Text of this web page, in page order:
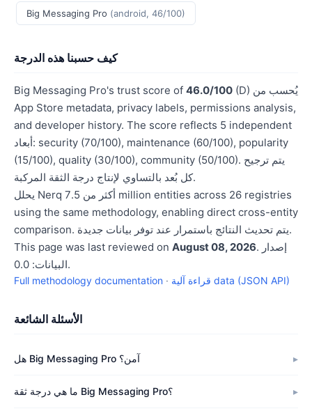
Big Messaging Pro (android, 46/100)
كيف حسبنا هذه الدرجة
Big Messaging Pro's trust score of 46.0/100 (D) يُحسب من
App Store metadata, privacy labels, permissions analysis,
and developer history. The score reflects 5 independent
أبعاد: security (70/100), maintenance (60/100), popularity
(15/100), quality (30/100), community (50/100). يتم ترجيح
كل بُعد بالتساوي لإنتاج درجة الثقة المركبة.
يحلل Nerq أكثر من 7.5 million entities across 26 registries
using the same methodology, enabling direct cross-entity
comparison. يتم تحديث النتائج باستمرار عند توفر بيانات جديدة.
This page was last reviewed on August 08, 2026. إصدار
البيانات: 0.0.
Full methodology documentation · قراءة آلية data (JSON API)
الأسئلة الشائعة
هل Big Messaging Pro آمن؟
ما هي درجة ثقة Big Messaging Pro؟